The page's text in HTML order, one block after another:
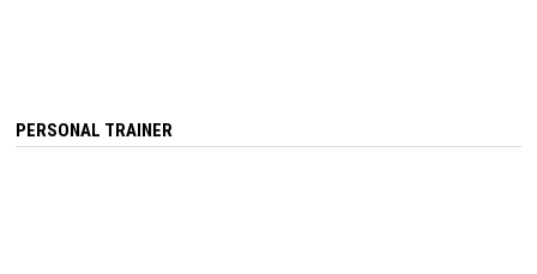
PERSONAL TRAINER